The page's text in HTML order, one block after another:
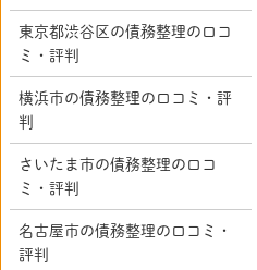
東京都渋谷区の債務整理の口コ
ミ・評判
横浜市の債務整理の口コミ・評
判
さいたま市の債務整理の口コ
ミ・評判
名古屋市の債務整理の口コミ・
評判